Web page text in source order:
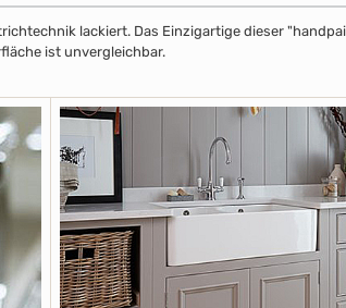
lackiert. Das Einzigartige dieser
ist unvergleichbar.